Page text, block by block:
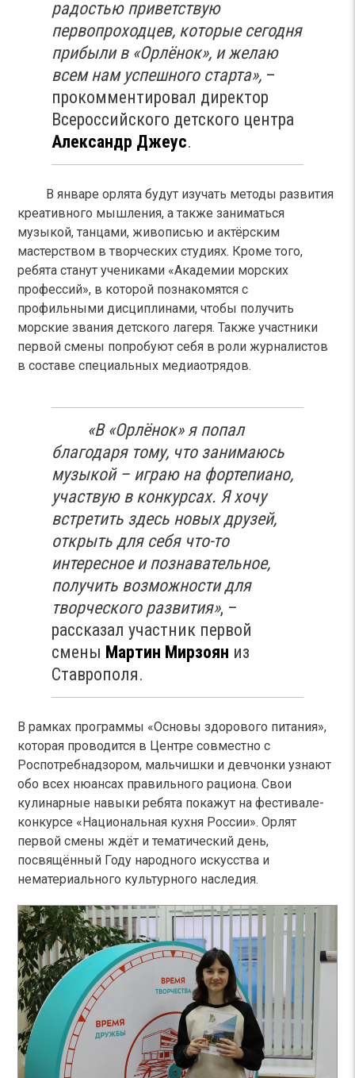
радостью приветствую
первопроходцев, которые сегодня
прибыли в «Орлёнок», и желаю
всем нам успешного старта», –
прокомментировал директор
Всероссийского детского центра
Александр Джеус.
В январе орлята будут изучать методы развития
креативного мышления, а также заниматься
музыкой, танцами, живописью и актёрским
мастерством в творческих студиях. Кроме того,
ребята станут учениками «Академии морских
профессий», в которой познакомятся с
профильными дисциплинами, чтобы получить
морские звания детского лагеря. Также участники
первой смены попробуют себя в роли журналистов
в составе специальных медиаотрядов.
«В «Орлёнок» я попал
благодаря тому, что занимаюсь
музыкой – играю на фортепиано,
участвую в конкурсах. Я хочу
встретить здесь новых друзей,
открыть для себя что-то
интересное и познавательное,
получить возможности для
творческого развития», –
рассказал участник первой
смены Мартин Мирзоян из
Ставрополя.
В рамках программы «Основы здорового питания»,
которая проводится в Центре совместно с
Роспотребнадзором, мальчишки и девчонки узнают
обо всех нюансах правильного рациона. Свои
кулинарные навыки ребята покажут на фестивале-
конкурсе «Национальная кухня России». Орлят
первой смены ждёт и тематический день,
посвящённый Году народного искусства и
нематериального культурного наследия.